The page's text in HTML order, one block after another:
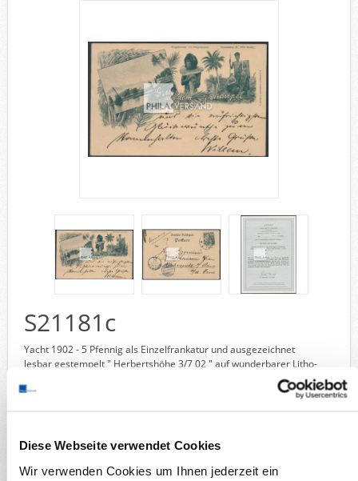
Diese Webseite verwendet Cookies
Wir verwenden Cookies um Ihnen jederzeit ein
Sammlungen u. Lots
Deutsche Gebiete
Unternehmen
Ankauf
Kontakt
S21181c
Yacht 1902 - 5 Pfennig als Einzelfrankatur und ausgezeichnet
lesbar gestempelt " Herbertshöhe 3/7 02 " auf wunderbarer Litho-
Ansichtskarte mit tollem Motiv " Gruss aus dem Bismarck-Archipel "
mit Einzelbildern " Eingeborener von Neupommern " und "
Sammelgebiete
Vergleich